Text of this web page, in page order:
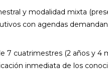
y modalidad mixta
con agendas
7 cuatrimestres (2 años y 4
inmediata de los